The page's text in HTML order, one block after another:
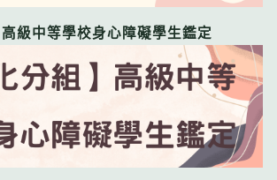
高級中等學校身心障礙學生鑑定